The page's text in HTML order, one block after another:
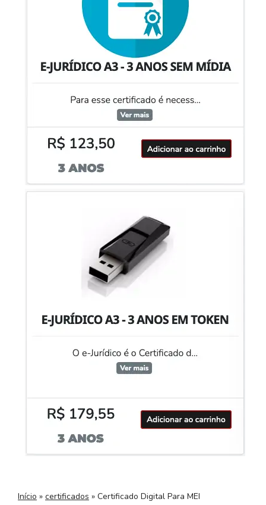
Início » certificados » Certificado Digital Para MEI